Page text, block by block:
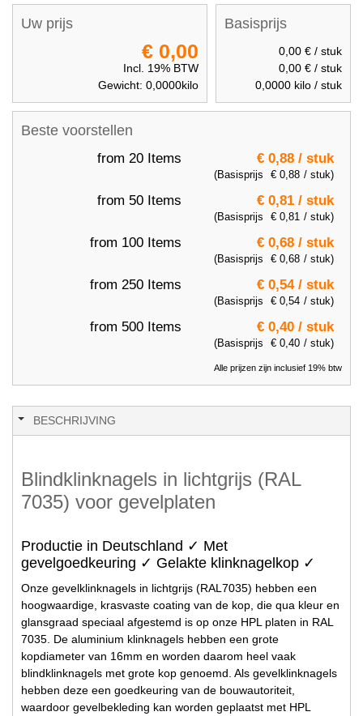
Beste voorstellen
from 20 Items € 0,88 / stuk
(Basisprijs € 0,88 / stuk)
from 50 Items € 0,81 / stuk
(Basisprijs € 0,81 / stuk)
from 100 Items € 0,68 / stuk
(Basisprijs € 0,68 / stuk)
from 250 Items € 0,54 / stuk
(Basisprijs € 0,54 / stuk)
from 500 Items € 0,40 / stuk
(Basisprijs € 0,40 / stuk)
Alle prijzen zijn inclusief 19% btw
Basisprijs
0,00 € / stuk
0,00 € / stuk
0,0000 kilo / stuk
Uw prijs
€ 0,00
Incl. 19% BTW
Gewicht: 0,0000kilo
BESCHRIJVING
Blindklinknagels in lichtgrijs (RAL
7035) voor gevelplaten
Productie in Deutschland ✓ Met
gevelgoedkeuring ✓ Gelakte klinknagelkop ✓
Onze gevelklinknagels in lichtgrijs (RAL7035) hebben een
hoogwaardige, krasvaste coating van de kop, die qua kleur en
glansgraad speciaal afgestemd is op onze HPL platen in RAL
7035. De aluminium klinknagels hebben een grote
kopdiameter van 16mm en worden daarom heel vaak
blindklinknagels met grote kop genoemd. Als gevelklinknagels
hebben deze een goedkeuring van de bouwautoriteit,
waardoor gevelbekleding kan worden geplaatst met HPL